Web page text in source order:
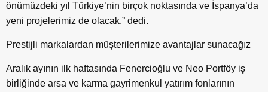
önümüzdeki yıl Türkiye’nin birçok noktasında ve İspanya’da
yeni projelerimiz de olacak.” dedi.
Prestijli markalardan müşterilerimize avantajlar sunacağız
Aralık ayının ilk haftasında Fenercioğlu ve Neo Portföy iş
birliğinde arsa ve karma gayrimenkul yatırım fonlarının